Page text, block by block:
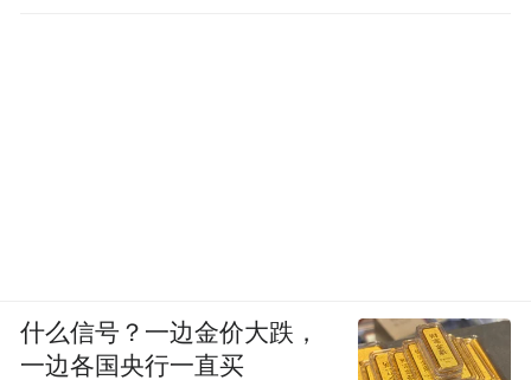
什么信号？一边金价大跌，
一边各国央行一直买